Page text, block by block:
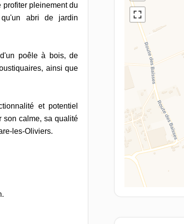
profiter pleinement du
abri de jardin
poêle à bois, de
ainsi que
et potentiel
son calme, sa qualité
les-Oliviers.